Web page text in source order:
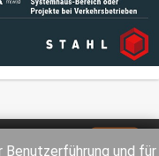
Benutzerführung und für